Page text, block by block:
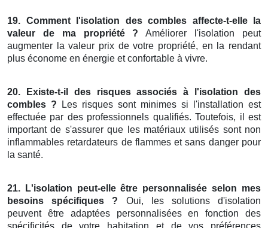
19. Comment l'isolation des combles affecte-t-elle la
valeur de ma propriété ? Améliorer l'isolation peut
augmenter la valeur prix de votre propriété, en la rendant
plus économe en énergie et confortable à vivre.
20. Existe-t-il des risques associés à l'isolation des
combles ? Les risques sont minimes si l'installation est
effectuée par des professionnels qualifiés. Toutefois, il est
important de s'assurer que les matériaux utilisés sont non
inflammables retardateurs de flammes et sans danger pour
la santé.
21. L'isolation peut-elle être personnalisée selon mes
besoins spécifiques ? Oui, les solutions d'isolation
peuvent être adaptées personnalisées en fonction des